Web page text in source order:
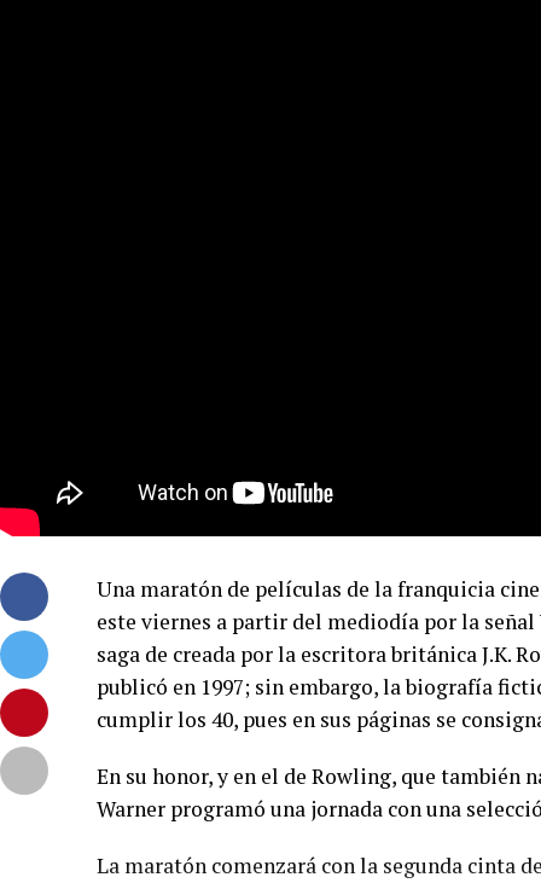
Una maratón de películas de la franquicia
este viernes a partir del mediodía por la
saga de creada por la escritora británica J.K.
publicó en 1997; sin embargo, la biografía
cumplir los 40, pues en sus páginas se
En su honor, y en el de Rowling, que también
Warner programó una jornada con una
La maratón comenzará con la segunda cinta